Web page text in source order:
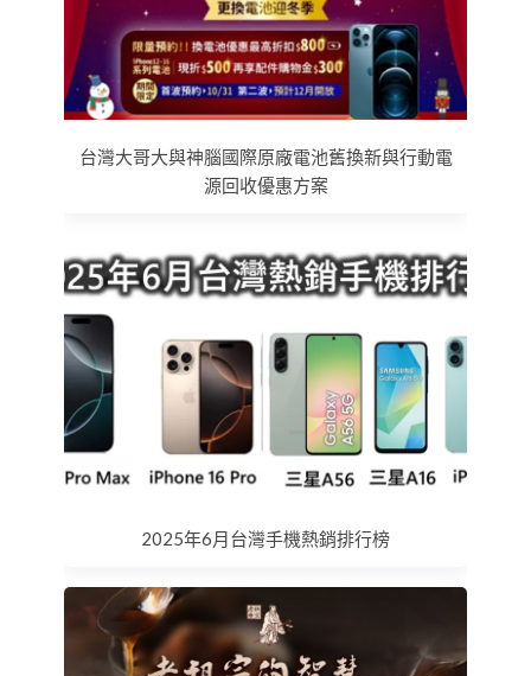
台灣大哥大與神腦國際原廠電池舊換新與行動電
源回收優惠方案
2025年6月台灣手機熱銷排行榜